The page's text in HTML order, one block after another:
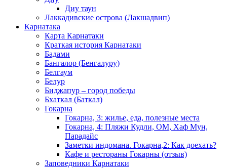
Диу таун
Лаккадивские острова (Лакшадвип)
Карнатака
Карта Карнатаки
Краткая история Карнатаки
Бадами
Бангалор (Бенгалуру)
Белгаум
Белур
Биджапур – город победы
Бхаткал (Баткал)
Гокарна
Гокарна, 3: жилье, еда, полезные места
Гокарна, 4: Пляжи Кудли, ОМ, Хаф Мун,
Парадайс
Заметки индомана. Гокарна,2: Как доехать?
Кафе и рестораны Гокарны (отзыв)
Заповедники Карнатаки